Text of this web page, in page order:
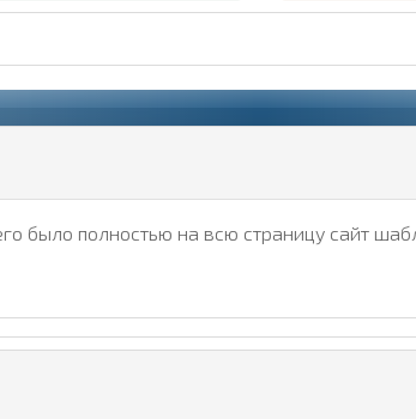
было полностью на всю страницу сайт